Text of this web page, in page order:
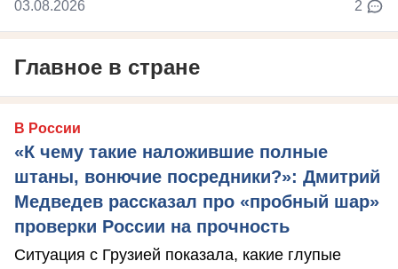
03.08.2026 2
Главное в стране
В России
«К чему такие наложившие полные
штаны, вонючие посредники?»: Дмитрий
Медведев рассказал про «пробный шар»
проверки России на прочность
Ситуация с Грузией показала, какие глупые